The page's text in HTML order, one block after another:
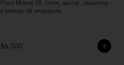
Pisco Mistral 35, limón, azúcar , albúmina
y amargo de angostura.
$6.500